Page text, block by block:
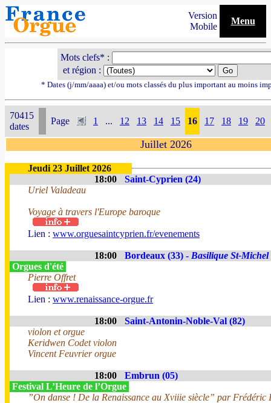
Version
Mobile
Menu
Mots clefs* :
et région :
* Dates (j/mm/aaaa) et/ou mots classés du plus important au moins
70415
dates
Page 1 ... 12 13 14 15 16 17 18 19 20
Juillet 2026
Jeudi 23 Juillet 2026
18:00
Saint-Cyprien (24)
Uriel Valadeau
Voyage à travers l'Europe baroque
Lien : www.orguesaintcyprien.fr/evenements
18:00 Bordeaux (33) - Basilique St-Michel
Orgues d'été
Pierre Offret
Lien : www.renaissance-orgue.fr
18:00
Saint-Antonin-Noble-Val (82)
violon et orgue
Keridwen Codet violon
Vincent Feuvrier orgue
18:00
Embrun (05)
Festival L’Heure de l’Orgue
”On danse ! De la Renaissance au Xviiie siècle” par Frédéric